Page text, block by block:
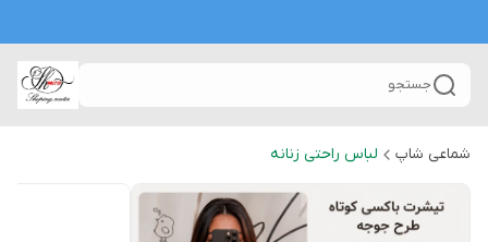
جستجو
شماعی شاپ لباس راحتی زنانه